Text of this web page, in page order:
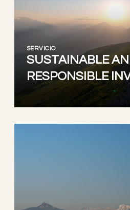
SERVICIO
SUSTAINABLE
RESPONSIBLE